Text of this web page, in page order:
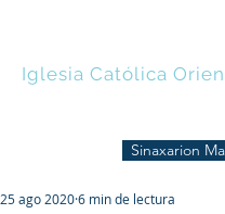
Iglesia Católica
Sinaxarion
25 ago 20206 min de lectura